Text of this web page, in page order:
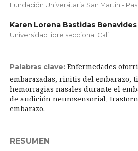
Fundación Universitaria San Martin -
Karen Lorena Bastidas Benavides
Universidad libre seccional Cali
Palabras clave: Enfermedades
embarazadas, rinitis del embarazo,
hemorragias nasales durante el
de audición neurosensorial,
embarazo.
RESUMEN